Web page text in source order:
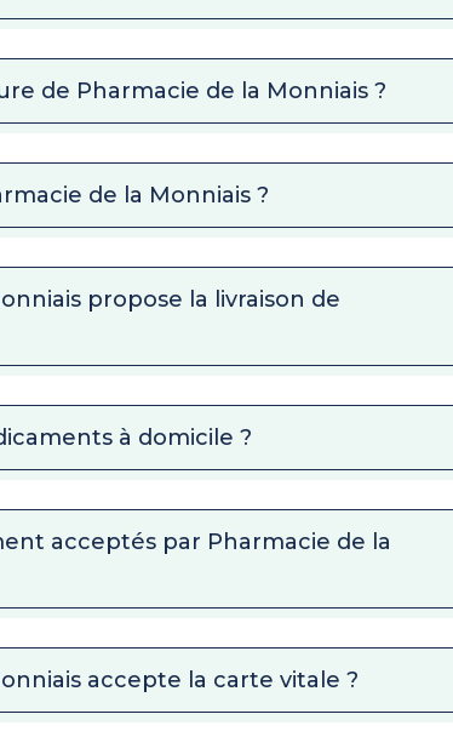
de Pharmacie de la Monniais ?
de la Monniais ?
propose la livraison de
à domicile ?
acceptés par Pharmacie de la
accepte la carte vitale ?